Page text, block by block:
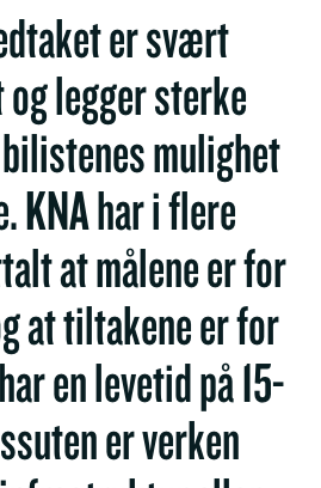
er svært
legger sterke
mulighet
KNA har i flere
at målene er for
at tiltakene er for
en levetid på 15-
er verken